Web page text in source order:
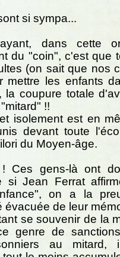
si sympa...
dans cette
du "coin", c'est que
(on sait que nos
mettre les enfants
la coupure totale
!!
isolement est en
devant toute
du Moyen-âge.
Ces gens-là ont
si Jean Ferrat
on a la
évacuée de leur
se souvenir de la
genre de
au mitard,